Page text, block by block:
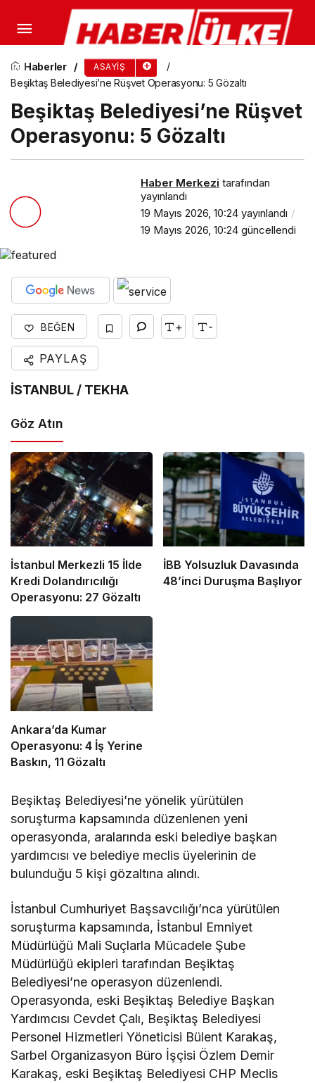
Haberler ASAYIŞ
Beşiktaş Belediyesi’ne Rüşvet Operasyonu: 5 Gözaltı
Beşiktaş Belediyesi’ne Rüşvet
Operasyonu: 5 Gözaltı
Haber Merkezi tarafından
yayınlandı
19 Mayıs 2026, 10:24 yayınlandı
19 Mayıs 2026, 10:24 güncellendi
BEĞEN + -
PAYLAŞ
İSTANBUL / TEKHA
Göz Atın
İstanbul Merkezli 15 İlde
Kredi Dolandırıcılığı
Operasyonu: 27 Gözaltı
İBB Yolsuzluk Davasında
48’inci Duruşma Başlıyor
Ankara’da Kumar
Operasyonu: 4 İş Yerine
Baskın, 11 Gözaltı
Beşiktaş Belediyesi’ne yönelik yürütülen
soruşturma kapsamında düzenlenen yeni
operasyonda, aralarında eski belediye başkan
yardımcısı ve belediye meclis üyelerinin de
bulunduğu 5 kişi gözaltına alındı.
İstanbul Cumhuriyet Başsavcılığı’nca yürütülen
soruşturma kapsamında, İstanbul Emniyet
Müdürlüğü Mali Suçlarla Mücadele Şube
Müdürlüğü ekipleri tarafından Beşiktaş
Belediyesi’ne operasyon düzenlendi.
Operasyonda, eski Beşiktaş Belediye Başkan
Yardımcısı Cevdet Çalı, Beşiktaş Belediyesi
Personel Hizmetleri Yöneticisi Bülent Karakaş,
Sarbel Organizasyon Büro İşçisi Özlem Demir
Karakaş, eski Beşiktaş Belediyesi CHP Meclis
Adalet Bakanı Akın Gürlek: 10 Yıllık Faili Meçhul
Cinayet Aydınlatıldı